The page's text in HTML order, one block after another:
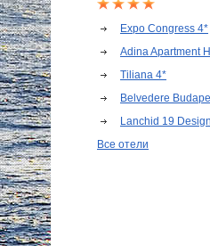
Expo Congress 4*
Adina Apartment
Tiliana 4*
Belvedere
Lanchid 19
Все отели